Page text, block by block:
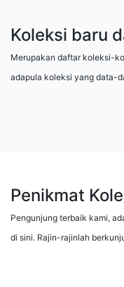
Koleksi baru
Merupakan daftar koleksi-
adapula koleksi yang data-
Penikmat
Pengunjung terbaik kami,
di sini. Rajin-rajinlah